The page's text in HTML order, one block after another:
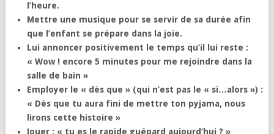
l’heure.
Mettre une musique pour se servir de sa durée afin
que l’enfant se prépare dans la joie.
Lui annoncer positivement le temps qu’il lui reste :
« Wow ! encore 5 minutes pour me rejoindre dans la
salle de bain »
Employer le « dès que » (qui n’est pas le « si…alors ») :
« Dès que tu aura fini de mettre ton pyjama, nous
lirons cette histoire »
Jouer : « tu es le rapide guépard aujourd’hui ? »